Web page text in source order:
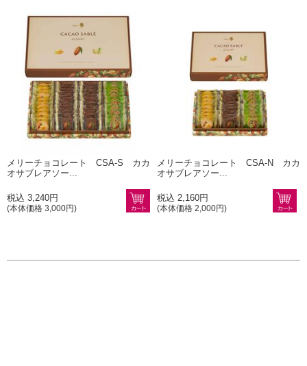
メリーチョコレート CSA-S カカ
オサブレアソー...
税込 3,240円
(本体価格 3,000円)
メリーチョコレート CSA-N カカ
オサブレアソー...
税込 2,160円
(本体価格 2,000円)